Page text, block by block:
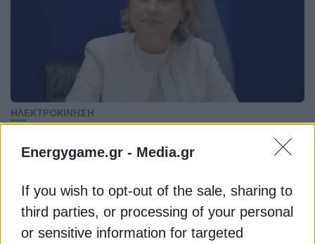
Energygame.gr - Media.gr
If you wish to opt-out of the sale, sharing to
third parties, or processing of your personal
or sensitive information for targeted
ΗΛΕΚΤΡΟΚΙΝΗΣΗ
Αλεξοπούλου: Πάνω από 25.000
αιτήσεις στο πρόγραμμα Κινούμαι
Ηλεκτρικά
Η ηλεκτροκίνηση είναι ένας από τους βασικούς
καταλύτες της βιώσιμης κινητικότητας. Πώς